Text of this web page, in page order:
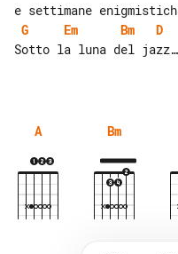
G
Em Bm
D
Sotto la luna del jazz…
A Bm